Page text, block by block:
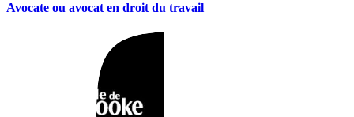
Avocate ou avocat en droit du travail